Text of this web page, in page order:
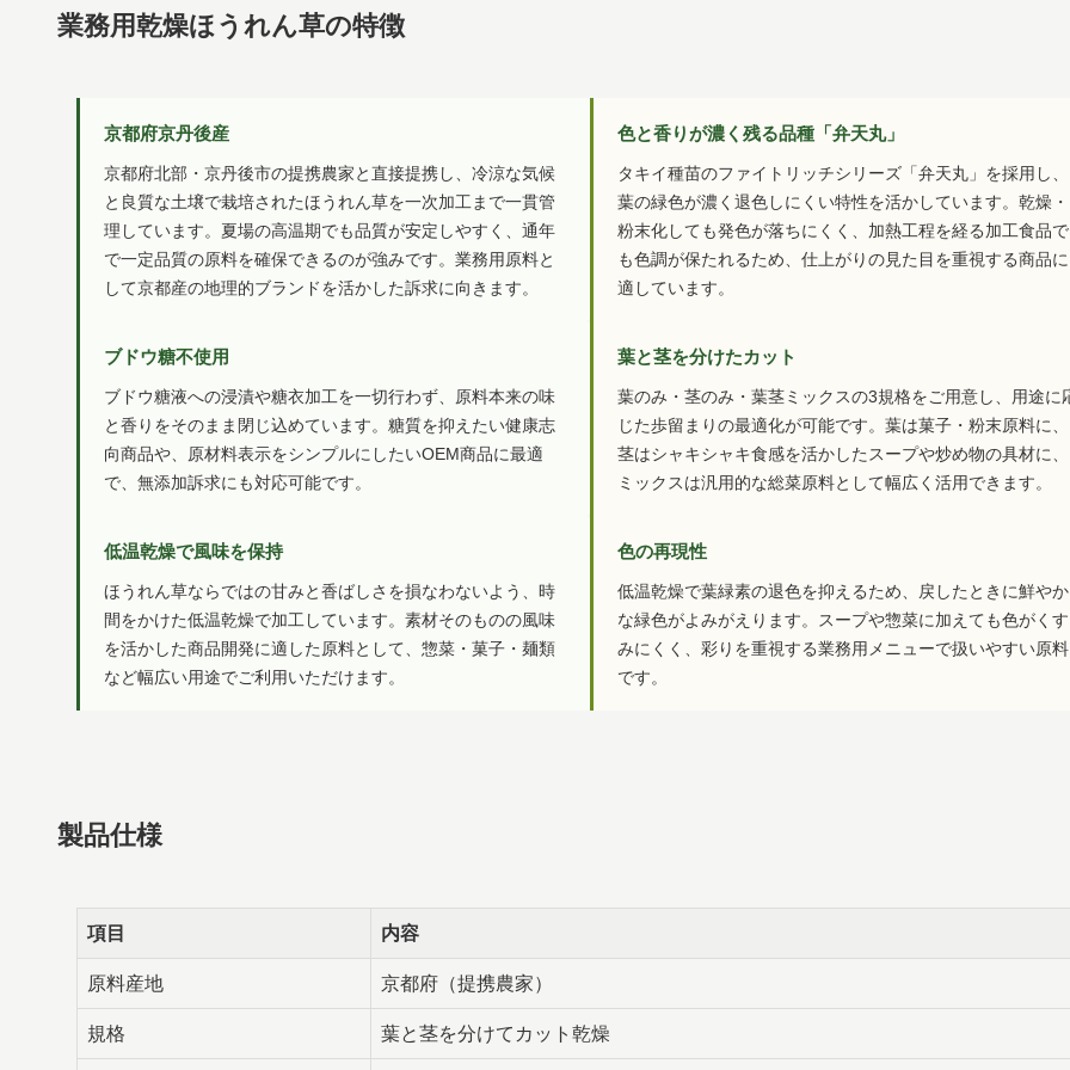
業務用乾燥ほうれん草の特徴
京都府京丹後産
京都府北部・京丹後市の提携農家と直接提携し、冷涼な気候
と良質な土壌で栽培されたほうれん草を一次加工まで一貫管
理しています。夏場の高温期でも品質が安定しやすく、通年
で一定品質の原料を確保できるのが強みです。業務用原料と
して京都産の地理的ブランドを活かした訴求に向きます。
色と香りが濃く残る品種「弁天丸」
タキイ種苗のファイトリッチシリーズ「弁天丸」を採用し、
葉の緑色が濃く退色しにくい特性を活かしています。乾燥・
粉末化しても発色が落ちにくく、加熱工程を経る加工食品で
も色調が保たれるため、仕上がりの見た目を重視する商品に
適しています。
ブドウ糖不使用
ブドウ糖液への浸漬や糖衣加工を一切行わず、原料本来の味
と香りをそのまま閉じ込めています。糖質を抑えたい健康志
向商品や、原材料表示をシンプルにしたいOEM商品に最適
で、無添加訴求にも対応可能です。
葉と茎を分けたカット
葉のみ・茎のみ・葉茎ミックスの3規格をご用意し、用途に
じた歩留まりの最適化が可能です。葉は菓子・粉末原料に、
茎はシャキシャキ食感を活かしたスープや炒め物の具材に、
ミックスは汎用的な総菜原料として幅広く活用できます。
低温乾燥で風味を保持
ほうれん草ならではの甘みと香ばしさを損なわないよう、時
間をかけた低温乾燥で加工しています。素材そのものの風味
を活かした商品開発に適した原料として、惣菜・菓子・麺類
など幅広い用途でご利用いただけます。
色の再現性
低温乾燥で葉緑素の退色を抑えるため、戻したときに鮮やか
な緑色がよみがえります。スープや惣菜に加えても色がくす
みにくく、彩りを重視する業務用メニューで扱いやすい原料
です。
製品仕様
項目 内容
原料産地 京都府（提携農家）
規格 葉と茎を分けてカット乾燥